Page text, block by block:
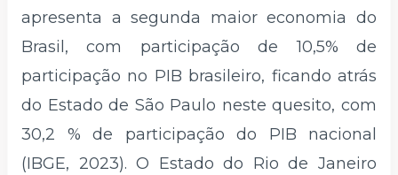
apresenta a segunda maior economia do
Brasil, com participação de 10,5% de
participação no PIB brasileiro, ficando atrás
do Estado de São Paulo neste quesito, com
30,2 % de participação do PIB nacional
(IBGE, 2023). O Estado do Rio de Janeiro